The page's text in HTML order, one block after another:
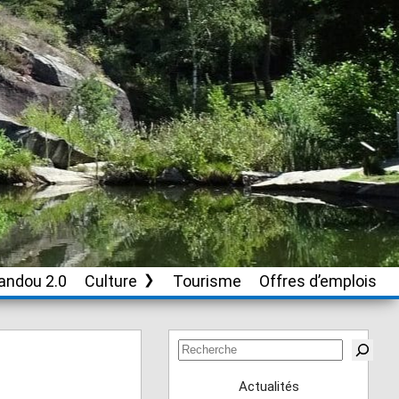
2.0 Culture
Soutien aux
associations culturelles
Tourisme Offres d’emplois
Rechercher
Actualités